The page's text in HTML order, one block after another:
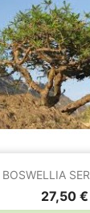
BOSWELLIA
Prix
27,50 €
Aperçu